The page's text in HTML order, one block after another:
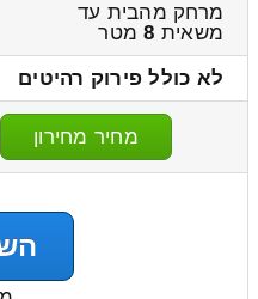
מרחק מהבית עד
משאית 8מטר
לא כולל פירוק רהיטים
מחיר מחירון